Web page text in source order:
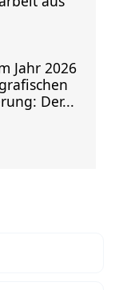
Jahr 2026
Der...